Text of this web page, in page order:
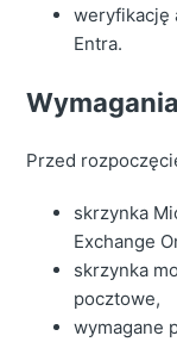
weryfikację
Entra.
Przed
skrzynka
Exchange
skrzynka
pocztowe,
wymagane